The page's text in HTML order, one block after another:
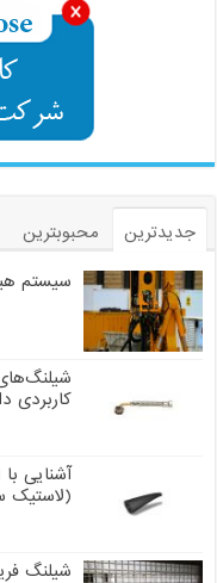
جدیدترین محبوبترین
سیستم
کاربردی
آشنایی
(لاستیک
شیلنگ